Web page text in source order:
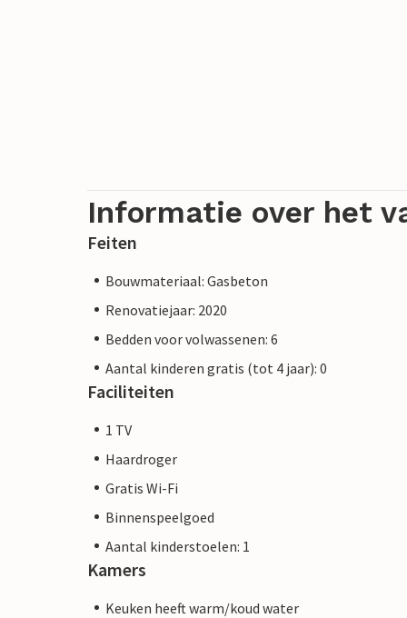
Informatie over het
Feiten
Bouwmateriaal: Gasbeton
Renovatiejaar: 2020
Bedden voor volwassenen: 6
Aantal kinderen gratis (tot 4 jaar): 0
Faciliteiten
1 TV
Haardroger
Gratis Wi-Fi
Binnenspeelgoed
Aantal kinderstoelen: 1
Kamers
Keuken heeft warm/koud water